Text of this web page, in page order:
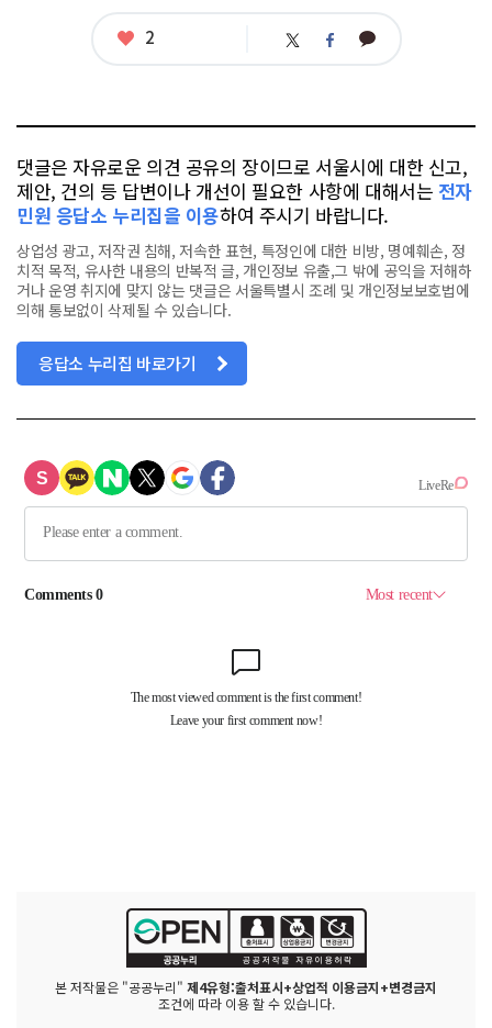
좋
2 트 페 카
댓글은 자유로운 의견 공유의 장이므로 서울시에 대한 신고,
제안, 건의 등 답변이나 개선이 필요한 사항에 대해서는 전자
민원 응답소 누리집을 이용하여 주시기 바랍니다.
상업성 광고, 저작권 침해, 저속한 표현, 특정인에 대한 비방, 명예훼손, 정
치적 목적, 유사한 내용의 반복적 글, 개인정보 유출,그 밖에 공익을 저해하
거나 운영 취지에 맞지 않는 댓글은 서울특별시 조례 및 개인정보보호법에
의해 통보없이 삭제될 수 있습니다.
응답소 누리집 바로가기
본 저작물은 "공공누리" 제4유형:출처표시+상업적 이용금지+변경금지
조건에 따라 이용 할 수 있습니다.